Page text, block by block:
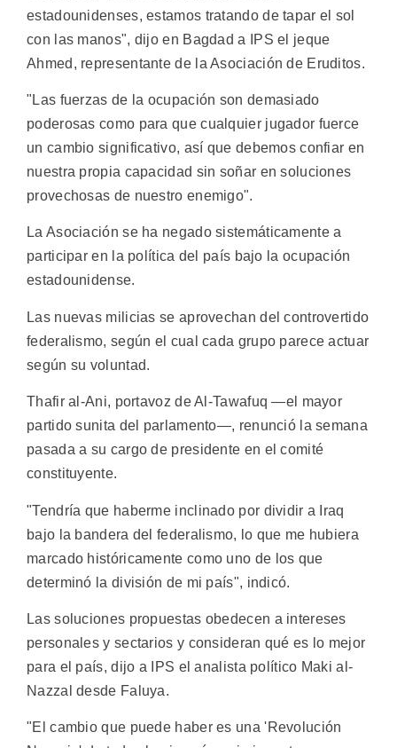
estadounidenses, estamos tratando de tapar el sol
con las manos", dijo en Bagdad a IPS el jeque
Ahmed, representante de la Asociación de Eruditos.
"Las fuerzas de la ocupación son demasiado
poderosas como para que cualquier jugador fuerce
un cambio significativo, así que debemos confiar en
nuestra propia capacidad sin soñar en soluciones
provechosas de nuestro enemigo".
La Asociación se ha negado sistemáticamente a
participar en la política del país bajo la ocupación
estadounidense.
Las nuevas milicias se aprovechan del controvertido
federalismo, según el cual cada grupo parece actuar
según su voluntad.
Thafir al-Ani, portavoz de Al-Tawafuq —el mayor
partido sunita del parlamento—, renunció la semana
pasada a su cargo de presidente en el comité
constituyente.
"Tendría que haberme inclinado por dividir a Iraq
bajo la bandera del federalismo, lo que me hubiera
marcado históricamente como uno de los que
determinó la división de mi país", indicó.
Las soluciones propuestas obedecen a intereses
personales y sectarios y consideran qué es lo mejor
para el país, dijo a IPS el analista político Maki al-
Nazzal desde Faluya.
"El cambio que puede haber es una 'Revolución